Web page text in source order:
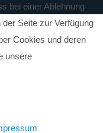
bei einer Ablehnung
Seite zur Verfügung
Cookies und deren
unsere